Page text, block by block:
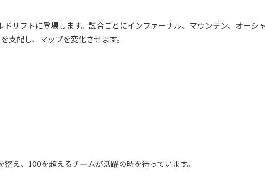
リフトに登場します。試合ごとにインファーナル、マウンテン、オーシ
支配し、マップを変化させます。
え、100を超えるチームが活躍の時を待っています。